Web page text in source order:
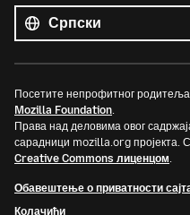
језици
Језик
Посетите непрофитног родитеља
Mozilla Foundation.
Права над деловима овог
сарадници mozilla.org пројекта.
Creative Commons лиценцом.
Обавештење о приватности
Колачићи